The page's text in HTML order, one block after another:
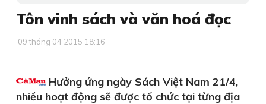
Tôn vinh sách và văn hoá đọc
09 tháng 04 2015 18:16
Hưởng ứng ngày Sách Việt Nam 21/4,
nhiều hoạt động sẽ được tổ chức tại từng địa